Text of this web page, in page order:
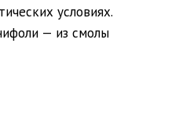
условиях.
— из смолы